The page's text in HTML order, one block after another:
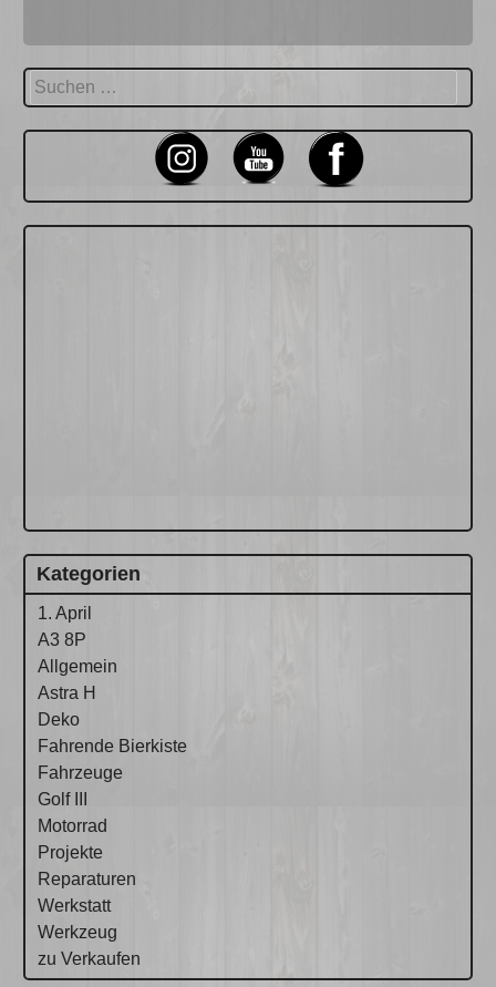
Suchen
nach:
Kategorien
1. April
A3 8P
Allgemein
Astra H
Deko
Fahrende Bierkiste
Fahrzeuge
Golf III
Motorrad
Projekte
Reparaturen
Werkstatt
Werkzeug
zu Verkaufen